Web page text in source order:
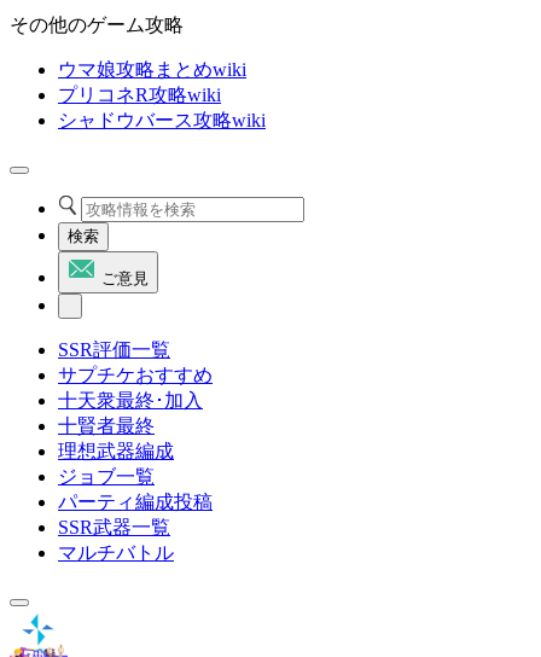
その他のゲーム攻略
ウマ娘攻略まとめwiki
プリコネR攻略wiki
シャドウバース攻略wiki
検索
ご意見
SSR評価一覧
サプチケおすすめ
十天衆最終･加入
十賢者最終
理想武器編成
ジョブ一覧
パーティ編成投稿
SSR武器一覧
マルチバトル